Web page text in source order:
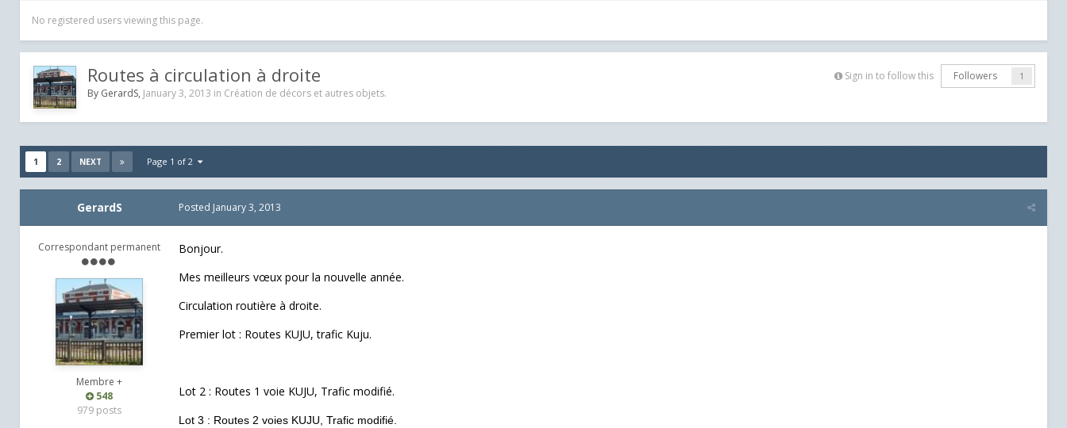
No registered users viewing this page.
Sign in to follow this Followers 1
Routes à circulation à droite
By GerardS, January 3, 2013 in Création de décors et autres objets.
1 2 NEXT Page 1 of 2
GerardS
Correspondant permanent
Membre +
548
979 posts
Posted January 3, 2013
Bonjour.
Mes meilleurs vœux pour la nouvelle année.
Circulation routière à droite.
Premier lot : Routes KUJU, trafic Kuju.
Lot 2 : Routes 1 voie KUJU, Trafic modifié.
Lot 3 : Routes 2 voies KUJU, Trafic modifié.